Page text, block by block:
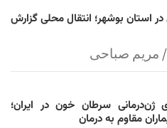
استان بوشهر؛ انتقال محلی گزارش
مریم صباحی
ژن‌درمانی سرطان خون در ایران؛
مقاوم به درمان